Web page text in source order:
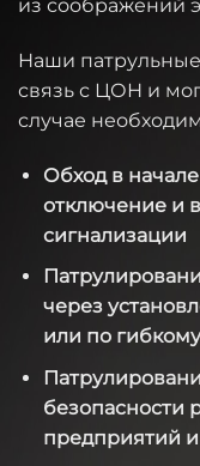
из соображений
Наши
связь с ЦОН и
случае
Обход в
отключение и
сигнализации
через
или по
безопасности
предприятий